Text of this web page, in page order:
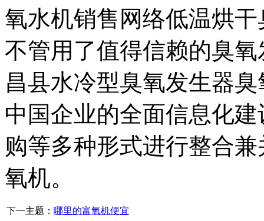
氧水机销售网络低温烘
不管用了值得信赖的臭
昌县水冷型臭氧发生器
中国企业的全面信息化
购等多种形式进行整合
氧机。
下一主题： 哪里的富氧机便宜